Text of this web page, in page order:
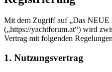
Mit dem Zugriff auf „Das NEUE
(„https://yachtforum.at“) wird
Vertrag mit folgenden
1. Nutzungsvertrag